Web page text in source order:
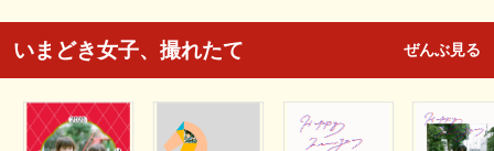
いまどき女子、撮れたて ぜんぶ見る